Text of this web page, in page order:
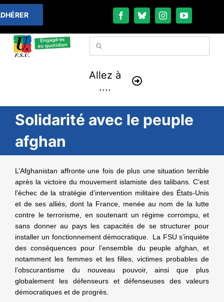
Passer
au
contenu
Rechercher:
Allez à
....
À LA UNE
THÉMATIQUES
LA VIE FÉDÉRALE
COMMUNIQUÉS
NOS ACTIONS
Solidarité avec le peuple
afghan
L’Afghanistan affronte une fois de plus une situation terrible
après la victoire du mouvement islamiste des talibans. C’est
l’échec de la stratégie d’intervention militaire des États-Unis
et de ses alliés, dont la France, menée au nom de la lutte
contre le terrorisme, en soutenant un régime corrompu, et
sans donner au pays les capacités de se structurer pour
installer un fonctionnement démocratique. La FSU s’inquiète
des conséquences pour l’ensemble du peuple afghan, et
notamment les femmes et les filles, victimes probables de
l’obscurantisme du nouveau pouvoir, ainsi que plus
globalement les défenseurs et défenseuses des valeurs
démocratiques et de progrès.